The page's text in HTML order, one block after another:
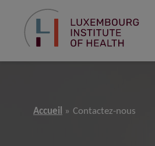
Accueil Contactez-nous